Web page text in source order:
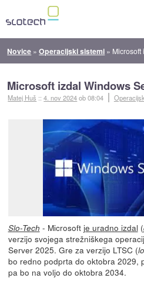
Novice »Operacijski sistemi »
Microsoft izdal Windows
Matej Huš ::4. nov 2024ob 08:04
Slo-Tech - Microsoft je uradno izdal (
verzijo svojega strežniškega
Server 2025. Gre za verzijo LTSC (
bo redno podprta do oktobra 2029,
pa bo na voljo do oktobra 2034.